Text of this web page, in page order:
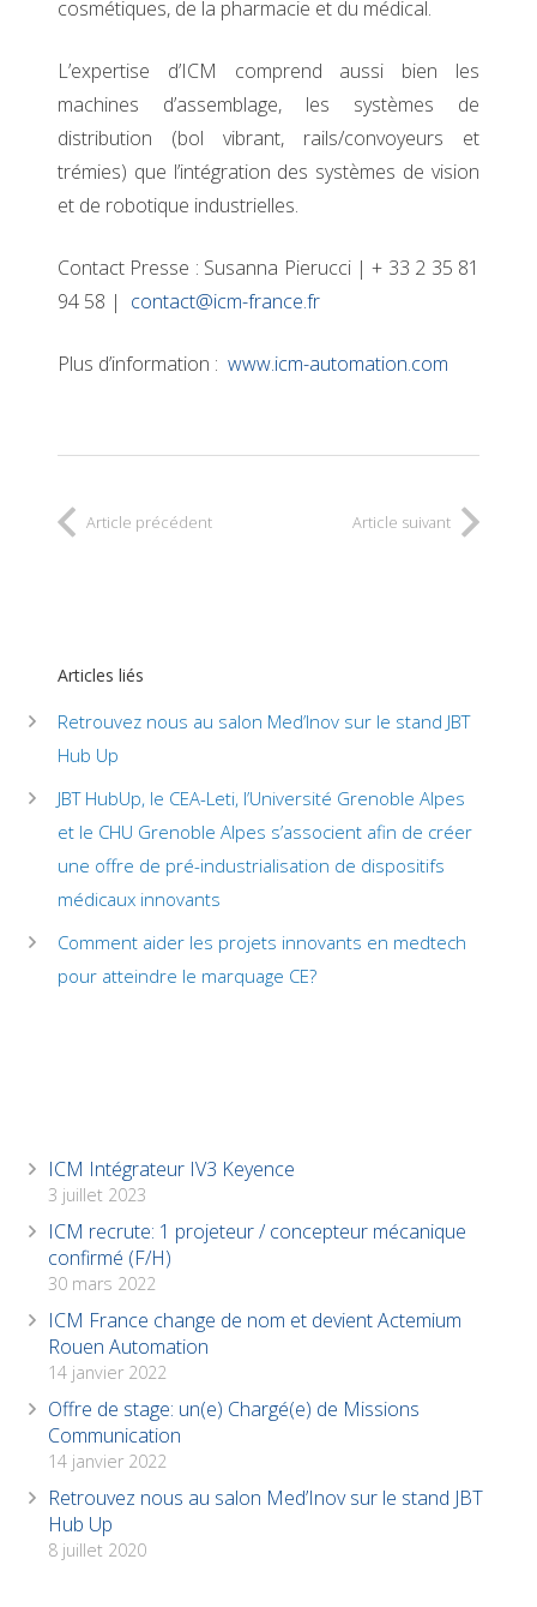
cosmétiques, de la pharmacie et du médical.
L’expertise d’ICM comprend aussi bien les
machines d’assemblage, les systèmes de
distribution (bol vibrant, rails/convoyeurs et
trémies) que l’intégration des systèmes de vision
et de robotique industrielles.
Contact Presse : Susanna Pierucci | + 33 2 35 81
94 58 | contact@icm-france.fr
Plus d’information : www.icm-automation.com
Article précédent Article suivant
Articles liés
Retrouvez nous au salon Med’Inov sur le stand JBT
Hub Up
JBT HubUp, le CEA-Leti, l’Université Grenoble Alpes
et le CHU Grenoble Alpes s’associent afin de créer
une offre de pré-industrialisation de dispositifs
médicaux innovants
Comment aider les projets innovants en medtech
pour atteindre le marquage CE?
ICM Intégrateur IV3 Keyence
3 juillet 2023
ICM recrute: 1 projeteur / concepteur mécanique
confirmé (F/H)
30 mars 2022
ICM France change de nom et devient Actemium
Rouen Automation
14 janvier 2022
Offre de stage: un(e) Chargé(e) de Missions
Communication
14 janvier 2022
Retrouvez nous au salon Med’Inov sur le stand JBT
Hub Up
8 juillet 2020